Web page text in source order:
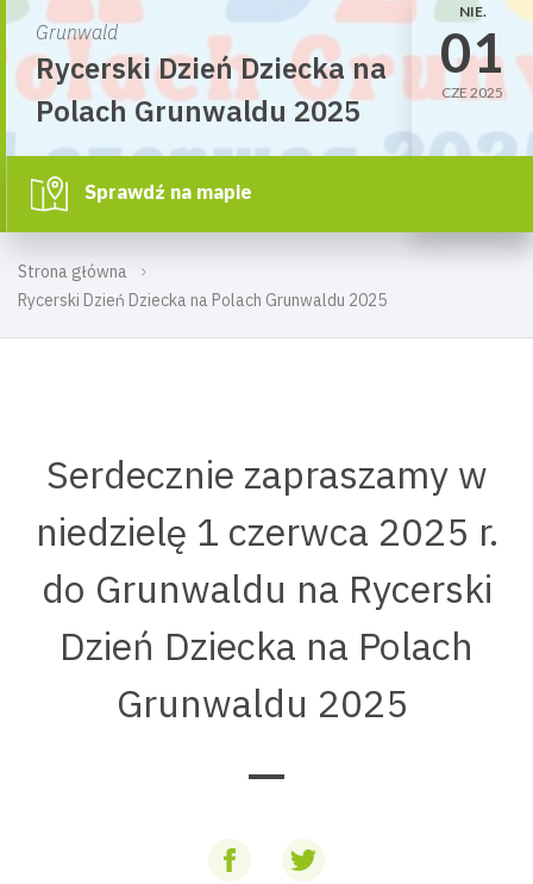
Strona główna
Rycerski Dzień Dziecka na Polach Grunwaldu 2025
Grunwald
Rycerski Dzień Dziecka na
Polach Grunwaldu 2025
NIE.
01
CZE 2025
Sprawdź na mapie
Serdecznie zapraszamy w
niedzielę 1 czerwca 2025 r.
do Grunwaldu na Rycerski
Dzień Dziecka na Polach
Grunwaldu 2025